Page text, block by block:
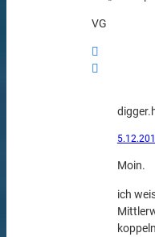
VG
Moin.
ich